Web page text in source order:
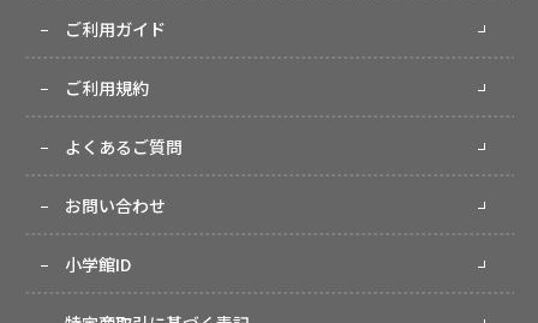
ご利用ガイド
ご利用規約
よくあるご質問
お問い合わせ
小学館ID